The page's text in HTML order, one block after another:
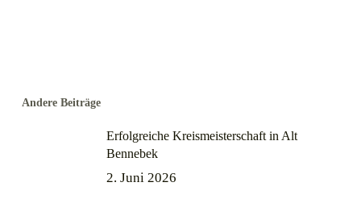
Andere Beiträge
Erfolgreiche Kreismeisterschaft in Alt
Bennebek
2. Juni 2026